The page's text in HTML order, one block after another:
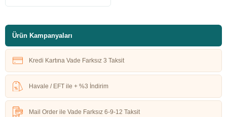
Ürün Kampanyaları
Kredi Kartına Vade Farksız 3 Taksit
Havale / EFT ile + %3 İndirim
Mail Order ile Vade Farksız 6-9-12 Taksit